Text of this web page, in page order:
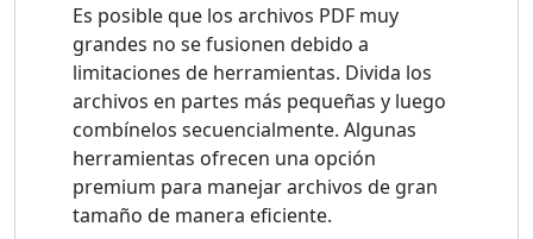
Es posible que los archivos PDF muy
grandes no se fusionen debido a
limitaciones de herramientas. Divida los
archivos en partes más pequeñas y luego
combínelos secuencialmente. Algunas
herramientas ofrecen una opción
premium para manejar archivos de gran
tamaño de manera eficiente.